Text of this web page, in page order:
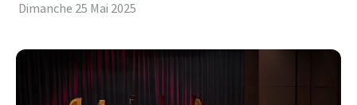
Dimanche 25 Mai 2025